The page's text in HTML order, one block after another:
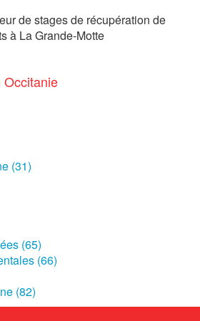
de stages de récupération de
à La Grande-Motte
(31)
(65)
(66)
(82)